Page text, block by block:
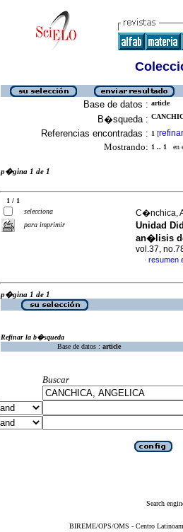
Base de datos : article
B�squeda :
Referencias encontradas : 1 [refinar
Mostrando: 1 .. 1 en
p�gina 1 de 1
1 / 1
selecciona
para imprimir
C�nchica,
Unidad
an�lisis
vol.37,
· resumen
p�gina 1 de 1
Refinar la b�squeda
Base de datos : article
Buscar
Search
BIREME/OPS/OMS - Centro